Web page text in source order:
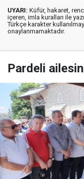
UYARI: Küfür, hakaret,
içeren, imla kuralları ile
Türkçe karakter
onaylanmamaktadır.
Pardeli